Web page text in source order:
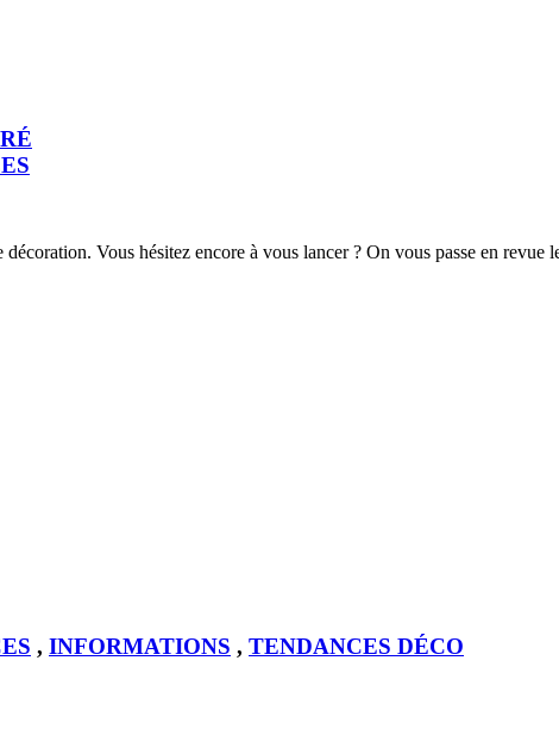
Vous hésitez encore à vous lancer ? On vous passe en revue
, INFORMATIONS , TENDANCES DÉCO